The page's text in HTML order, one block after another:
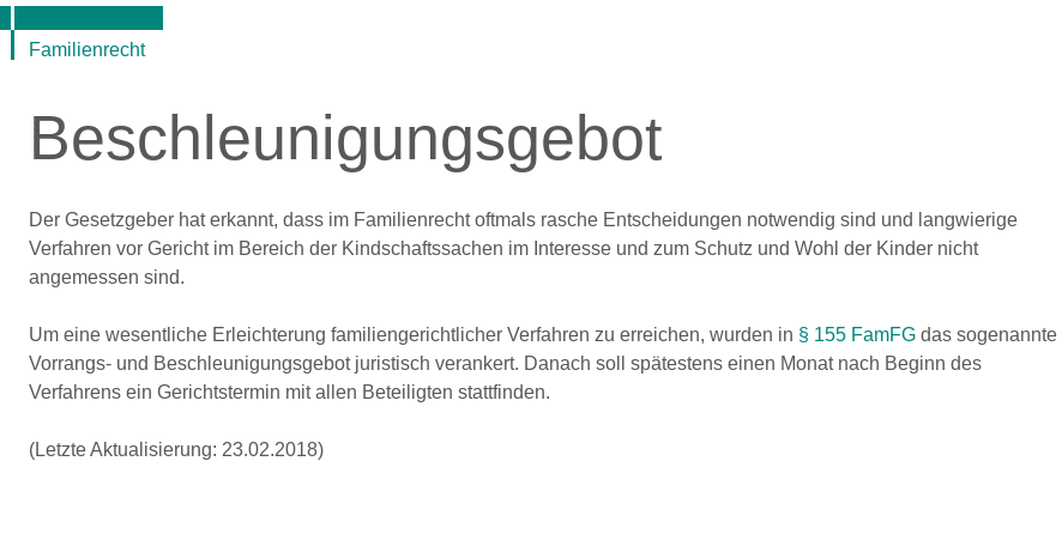
Familienrecht
Beschleunigungsgebot
Der Gesetzgeber hat erkannt, dass im Familienrecht oftmals rasche Entscheidungen notwendig sind und langwierige
Verfahren vor Gericht im Bereich der Kindschaftssachen im Interesse und zum Schutz und Wohl der Kinder nicht
angemessen sind.
Um eine wesentliche Erleichterung familiengerichtlicher Verfahren zu erreichen, wurden in § 155 FamFG das sogenannte
Vorrangs- und Beschleunigungsgebot juristisch verankert. Danach soll spätestens einen Monat nach Beginn des
Verfahrens ein Gerichtstermin mit allen Beteiligten stattfinden.
(Letzte Aktualisierung: 23.02.2018)